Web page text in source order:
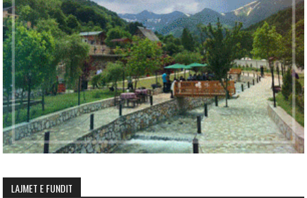
LAJMET E FUNDIT